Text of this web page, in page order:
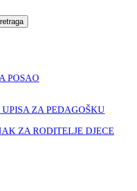
POSAO
ZA PEDAGOŠKU
ZA RODITELJE DJECE